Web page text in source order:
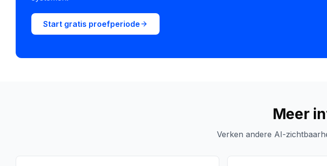
Start gratis proefperiode
Meer
Verken andere AI-